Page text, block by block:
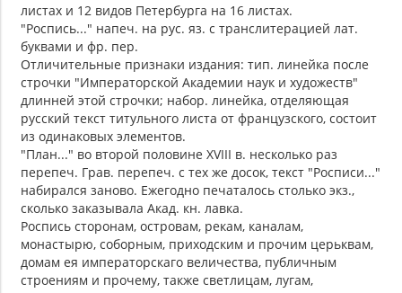
листах и 12 видов Петербурга на 16 листах.
"Роспись..." напеч. на рус. яз. с транслитерацией лат.
буквами и фр. пер.
Отличительные признаки издания: тип. линейка после
строчки "Императорской Академии наук и художеств"
длинней этой строчки; набор. линейка, отделяющая
русский текст титульного листа от французского, состоит
из одинаковых элементов.
"План..." во второй половине XVIII в. несколько раз
перепеч. Грав. перепеч. с тех же досок, текст "Росписи..."
набирался заново. Ежегодно печаталось столько экз.,
сколько заказывала Акад. кн. лавка.
Роспись сторонам, островам, рекам, каналам,
монастырю, соборным, приходским и прочим церьквам,
домам ея императорскаго величества, публичным
строениям и прочему, также светлицам, лугам,